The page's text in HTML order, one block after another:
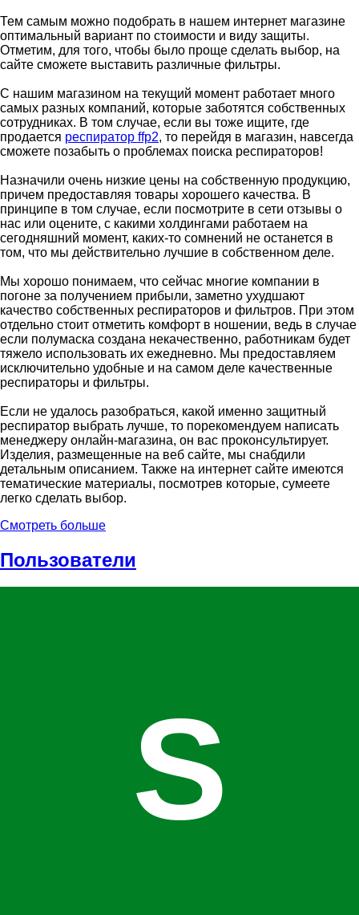
Тем самым можно подобрать в нашем интернет магазине
оптимальный вариант по стоимости и виду защиты.
Отметим, для того, чтобы было проще сделать выбор, на
сайте сможете выставить различные фильтры.
С нашим магазином на текущий момент работает много
самых разных компаний, которые заботятся собственных
сотрудниках. В том случае, если вы тоже ищите, где
продается респиратор ffp2, то перейдя в магазин, навсегда
сможете позабыть о проблемах поиска респираторов!
Назначили очень низкие цены на собственную продукцию,
причем предоставляя товары хорошего качества. В
принципе в том случае, если посмотрите в сети отзывы о
нас или оцените, с какими холдингами работаем на
сегодняшний момент, каких-то сомнений не останется в
том, что мы действительно лучшие в собственном деле.
Мы хорошо понимаем, что сейчас многие компании в
погоне за получением прибыли, заметно ухудшают
качество собственных респираторов и фильтров. При этом
отдельно стоит отметить комфорт в ношении, ведь в случае
если полумаска создана некачественно, работникам будет
тяжело использовать их ежедневно. Мы предоставляем
исключительно удобные и на самом деле качественные
респираторы и фильтры.
Если не удалось разобраться, какой именно защитный
респиратор выбрать лучше, то порекомендуем написать
менеджеру онлайн-магазина, он вас проконсультирует.
Изделия, размещенные на веб сайте, мы снабдили
детальным описанием. Также на интернет сайте имеются
тематические материалы, посмотрев которые, сумеете
легко сделать выбор.
Смотреть больше
Пользователи
S